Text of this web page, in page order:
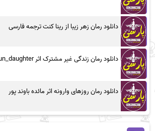
دانلود رمان زهر زیبا از رینا کنت ترجمه فارسی
دانلود رمان زندگی غیر مشترک اثر sun_daughter
دانلود رمان روزهای وارونه اثر مائده باوند پور